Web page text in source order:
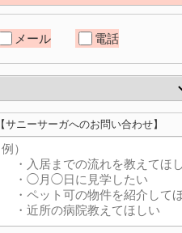
メール 電話
【サニーサーガへのお問い合わせ】